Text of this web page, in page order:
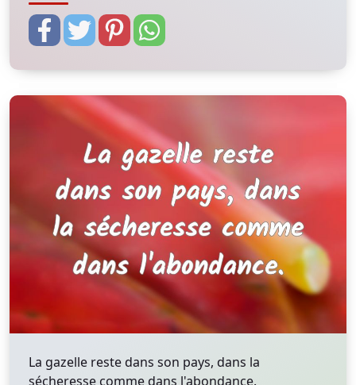
La gazelle reste dans son pays, dans la
sécheresse comme dans l'abondance.